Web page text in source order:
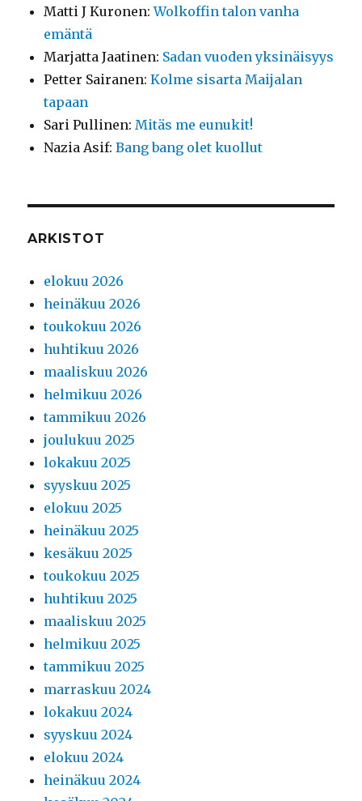
Matti J Kuronen:Wolkoffin talon vanha
emäntä
Marjatta Jaatinen: Sadan vuoden yksinäisyys
Petter Sairanen:Kolme sisarta Maijalan
tapaan
Sari Pullinen: Mitäs me eunukit!
Nazia Asif:Bang bang olet kuollut
ARKISTOT
elokuu 2026
heinäkuu 2026
toukokuu 2026
huhtikuu 2026
maaliskuu 2026
helmikuu 2026
tammikuu 2026
joulukuu 2025
lokakuu 2025
syyskuu 2025
elokuu 2025
heinäkuu 2025
kesäkuu 2025
toukokuu 2025
huhtikuu 2025
maaliskuu 2025
helmikuu 2025
tammikuu 2025
marraskuu 2024
lokakuu 2024
syyskuu 2024
elokuu 2024
heinäkuu 2024